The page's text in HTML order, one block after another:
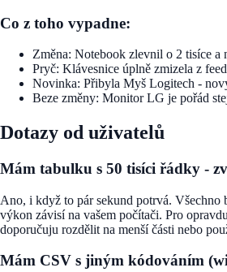
Co z toho vypadne:
Změna: Notebook zlevnil o 2 tisíce a
Pryč: Klávesnice úplně zmizela z
Novinka: Přibyla Myš Logitech -
Beze změny: Monitor LG je pořád
Dotazy od uživatelů
Mám tabulku s 50 tisíci řádky -
Ano, i když to pár sekund potrvá. Všechno
výkon závisí na vašem počítači. Pro
doporučuju rozdělit na menší části nebo
Mám CSV s jiným kódováním